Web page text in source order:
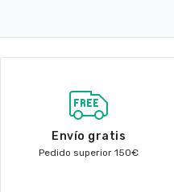
Envío gratis
Pedido superior 150€